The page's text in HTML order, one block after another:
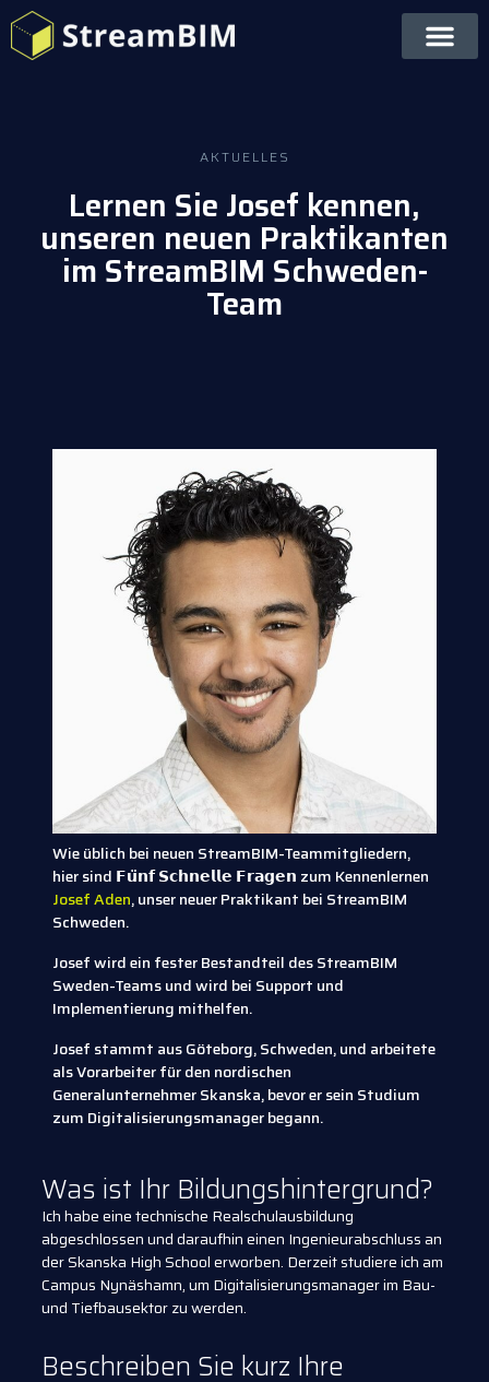
AKTUELLES
Lernen Sie Josef kennen,
unseren neuen Praktikanten
im StreamBIM Schweden-
Team
Wie üblich bei neuen StreamBIM-Teammitgliedern,
hier sind 𝗙𝘂̈𝗻𝗳 𝗦𝗰𝗵𝗻𝗲𝗹𝗹𝗲 𝗙𝗿𝗮𝗴𝗲𝗻 zum Kennenlernen
Josef Aden, unser neuer Praktikant bei StreamBIM
Schweden.
Josef wird ein fester Bestandteil des StreamBIM
Sweden-Teams und wird bei Support und
Implementierung mithelfen.
Josef stammt aus Göteborg, Schweden, und arbeitete
als Vorarbeiter für den nordischen
Generalunternehmer Skanska, bevor er sein Studium
zum Digitalisierungsmanager begann.
Was ist Ihr Bildungshintergrund?
Ich habe eine technische Realschulausbildung
abgeschlossen und daraufhin einen Ingenieurabschluss an
der Skanska High School erworben. Derzeit studiere ich am
Campus Nynäshamn, um Digitalisierungsmanager im Bau-
und Tiefbausektor zu werden.
Beschreiben Sie kurz Ihre